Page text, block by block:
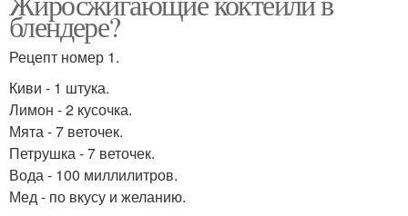
Коктейль на завтрак
Коктейль для
похудения
блендере?
Рецепт номер 1.
Киви - 1 штука.
Лимон - 2 кусочка.
Мята - 7 веточек.
Петрушка - 7 веточек.
Вода - 100 миллилитров.
Мед - по вкусу и желанию.